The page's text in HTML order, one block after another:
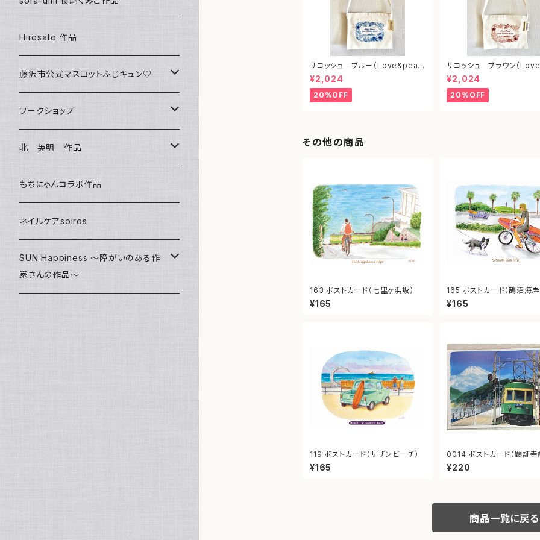
サコッシュ ブルー（Love&peac
e from shonan)
¥2,024
20%OFF
サコッシュ ブラウン（
ce from shonan)
¥2,024
20%OFF
その他の商品
163 ポストカード（七里ヶ浜坂）
¥165
165 ポストカード（鵠沼海岸
¥165
119 ポストカード（サザンビーチ）
¥165
0014 ポストカード（顕証寺前 江
ノ電）
¥220
商品一覧に戻る
クリアファイル
マグカップ
スマホケース
キーホルダー
バッグ
Tシャツ
ミラー
ミニ額
Hirosato 作品
藤沢市公式マスコットふじキュン♡
クリアファイル
ボールペン
キーホルダー
マグネット
シール
ワークショップ
海レジンアートボード
レジンチャーム
サンキャッチャー
北 英明 作品
ポストカード
もちにゃんコラボ作品
ネイルケアsolros
SUN Happiness ～障がいのある作
家さんの作品～